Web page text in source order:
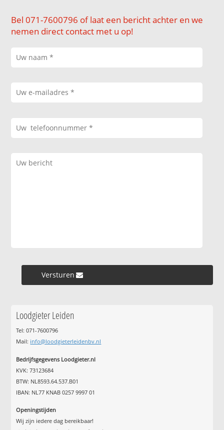
Bel 071-7600796 of laat een bericht achter en we
nemen direct contact met u op!
Versturen »
Loodgieter Leiden
Tel: 071-7600796
Mail: info@loodgieterleidenbv.nl
Bedrijfsgegevens Loodgieter.nl
KVK: 73123684
BTW: NL8593.64.537.B01
IBAN: NL77 KNAB 0257 9997 01
Openingstijden
Wij zijn iedere dag bereikbaar!